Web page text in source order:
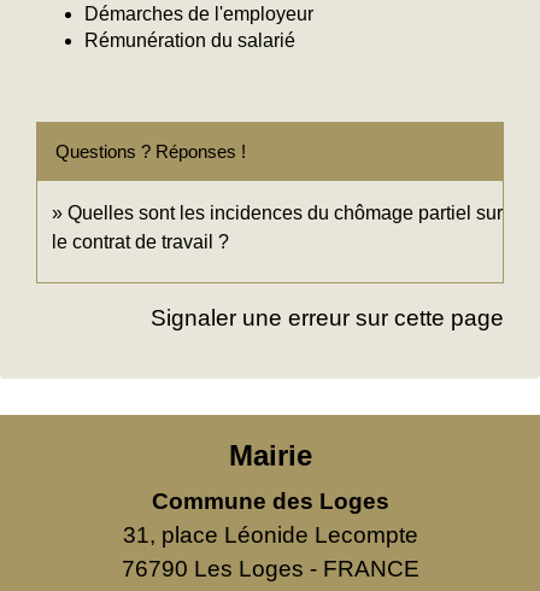
Démarches de l'employeur
Rémunération du salarié
Questions ? Réponses !
Quelles sont les incidences du chômage partiel sur
le contrat de travail ?
Signaler une erreur sur cette page
Mairie
Commune des Loges
31, place Léonide Lecompte
76790 Les Loges - FRANCE